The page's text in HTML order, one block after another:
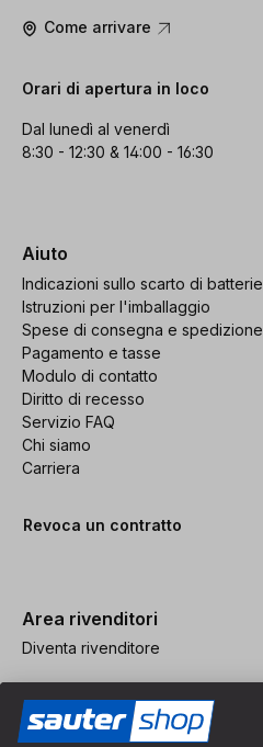
Come arrivare
Orari di apertura in loco
Dal lunedì al venerdì
8:30 - 12:30 & 14:00 - 16:30
Aiuto
Indicazioni sullo scarto di batterie
Istruzioni per l'imballaggio
Spese di consegna e spedizione
Pagamento e tasse
Modulo di contatto
Diritto di recesso
Servizio FAQ
Chi siamo
Carriera
Revoca un contratto
Area rivenditori
Diventa rivenditore